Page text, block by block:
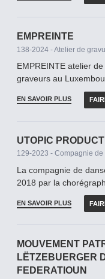
EMPREINTE
138-2024 - Atelier de
EMPREINTE atelier
graveurs au
EN SAVOIR PLUS
UTOPIC
129-2023 - Compagnie
La compagnie de
2018 par la
EN SAVOIR PLUS
MOUVEMENT
LËTZEBUERGER
FEDERATIOUN